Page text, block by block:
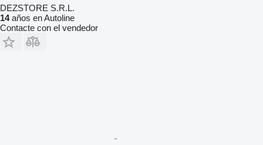
DEZSTORE S.R.L.
14años en Autoline
Contacte con el vendedor